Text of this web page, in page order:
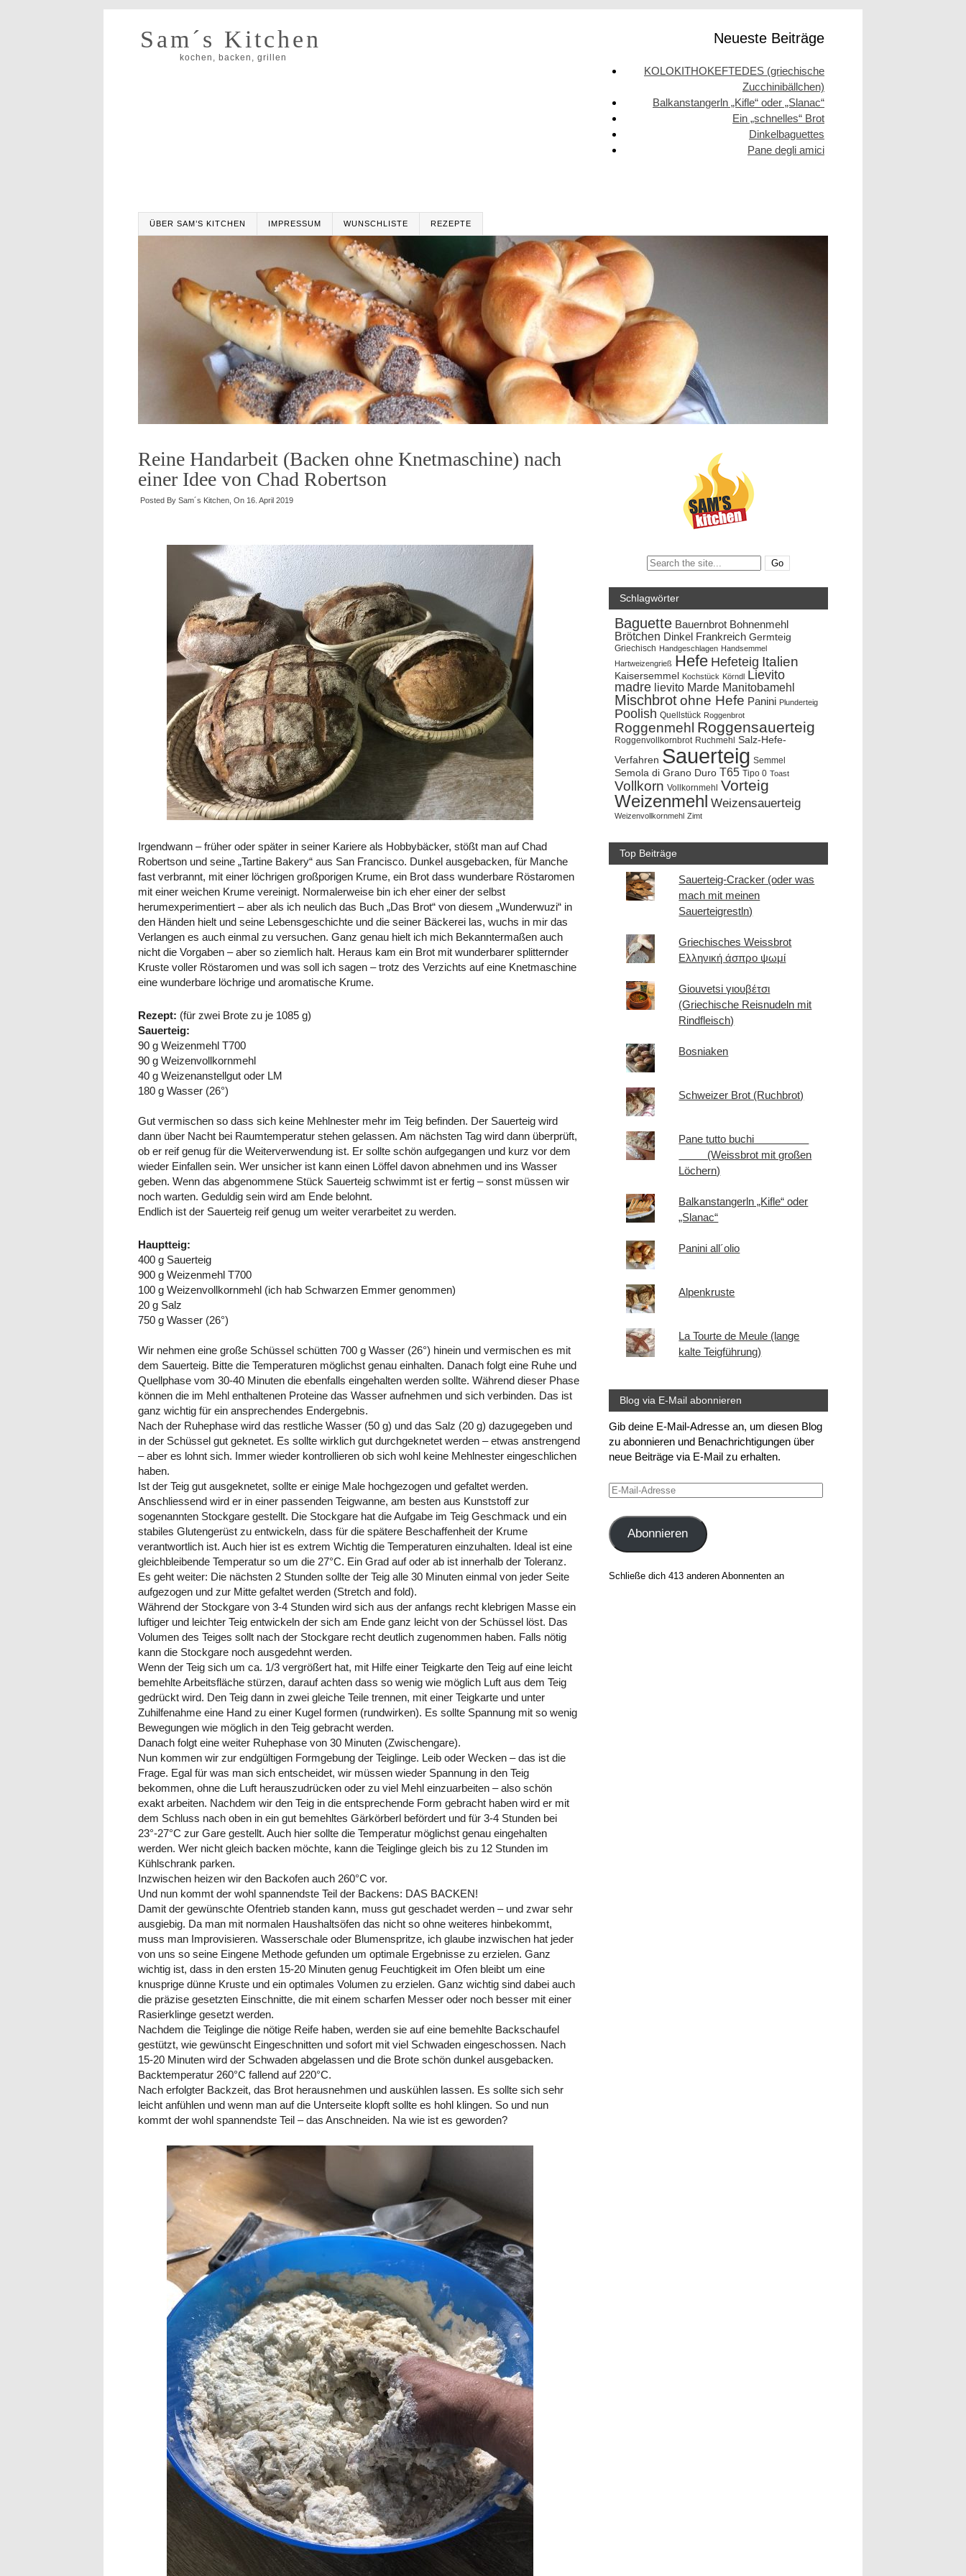
Sam´s Kitchen
kochen, backen, grillen
Neueste Beiträge
KOLOKITHOKEFTEDES (griechische
Zucchinibällchen)
Balkanstangerln „Kifle“ oder „Slanac“
Ein „schnelles“ Brot
Dinkelbaguettes
Pane degli amici
ÜBER SAM’S KITCHEN IMPRESSUM WUNSCHLISTE REZEPTE
Reine Handarbeit (Backen ohne Knetmaschine) nach
einer Idee von Chad Robertson
Posted By Sam´s Kitchen , On 16. April 2019
Irgendwann – früher oder später in seiner Kariere als Hobbybäcker, stößt man auf Chad
Robertson und seine „Tartine Bakery“ aus San Francisco. Dunkel ausgebacken, für Manche
fast verbrannt, mit einer löchrigen großporigen Krume, ein Brot dass wunderbare Röstaromen
mit einer weichen Krume vereinigt. Normalerweise bin ich eher einer der selbst
herumexperimentiert – aber als ich neulich das Buch „Das Brot“ von diesem „Wunderwuzi“ in
den Händen hielt und seine Lebensgeschichte und die seiner Bäckerei las, wuchs in mir das
Verlangen es auch einmal zu versuchen. Ganz genau hielt ich mich Bekanntermaßen auch
nicht die Vorgaben – aber so ziemlich halt. Heraus kam ein Brot mit wunderbarer splitternder
Kruste voller Röstaromen und was soll ich sagen – trotz des Verzichts auf eine Knetmaschine
eine wunderbare löchrige und aromatische Krume.
Rezept: (für zwei Brote zu je 1085 g)
Sauerteig:
90 g Weizenmehl T700
90 g Weizenvollkornmehl
40 g Weizenanstellgut oder LM
180 g Wasser (26°)
Gut vermischen so dass sich keine Mehlnester mehr im Teig befinden. Der Sauerteig wird
dann über Nacht bei Raumtemperatur stehen gelassen. Am nächsten Tag wird dann überprüft,
ob er reif genug für die Weiterverwendung ist. Er sollte schön aufgegangen und kurz vor dem
wieder Einfallen sein. Wer unsicher ist kann einen Löffel davon abnehmen und ins Wasser
geben. Wenn das abgenommene Stück Sauerteig schwimmt ist er fertig – sonst müssen wir
noch warten. Geduldig sein wird am Ende belohnt.
Endlich ist der Sauerteig reif genug um weiter verarbeitet zu werden.
Hauptteig:
400 g Sauerteig
900 g Weizenmehl T700
100 g Weizenvollkornmehl (ich hab Schwarzen Emmer genommen)
20 g Salz
750 g Wasser (26°)
Wir nehmen eine große Schüssel schütten 700 g Wasser (26°) hinein und vermischen es mit
dem Sauerteig. Bitte die Temperaturen möglichst genau einhalten. Danach folgt eine Ruhe und
Quellphase vom 30-40 Minuten die ebenfalls eingehalten werden sollte. Während dieser Phase
können die im Mehl enthaltenen Proteine das Wasser aufnehmen und sich verbinden. Das ist
ganz wichtig für ein ansprechendes Endergebnis.
Nach der Ruhephase wird das restliche Wasser (50 g) und das Salz (20 g) dazugegeben und
in der Schüssel gut geknetet. Es sollte wirklich gut durchgeknetet werden – etwas anstrengend
– aber es lohnt sich. Immer wieder kontrollieren ob sich wohl keine Mehlnester eingeschlichen
haben.
Ist der Teig gut ausgeknetet, sollte er einige Male hochgezogen und gefaltet werden.
Anschliessend wird er in einer passenden Teigwanne, am besten aus Kunststoff zur
sogenannten Stockgare gestellt. Die Stockgare hat die Aufgabe im Teig Geschmack und ein
stabiles Glutengerüst zu entwickeln, dass für die spätere Beschaffenheit der Krume
verantwortlich ist. Auch hier ist es extrem Wichtig die Temperaturen einzuhalten. Ideal ist eine
gleichbleibende Temperatur so um die 27°C. Ein Grad auf oder ab ist innerhalb der Toleranz.
Es geht weiter: Die nächsten 2 Stunden sollte der Teig alle 30 Minuten einmal von jeder Seite
aufgezogen und zur Mitte gefaltet werden (Stretch and fold).
Während der Stockgare von 3-4 Stunden wird sich aus der anfangs recht klebrigen Masse ein
luftiger und leichter Teig entwickeln der sich am Ende ganz leicht von der Schüssel löst. Das
Volumen des Teiges sollt nach der Stockgare recht deutlich zugenommen haben. Falls nötig
kann die Stockgare noch ausgedehnt werden.
Wenn der Teig sich um ca. 1/3 vergrößert hat, mit Hilfe einer Teigkarte den Teig auf eine leicht
bemehlte Arbeitsfläche stürzen, darauf achten dass so wenig wie möglich Luft aus dem Teig
gedrückt wird. Den Teig dann in zwei gleiche Teile trennen, mit einer Teigkarte und unter
Zuhilfenahme eine Hand zu einer Kugel formen (rundwirken). Es sollte Spannung mit so wenig
Bewegungen wie möglich in den Teig gebracht werden.
Danach folgt eine weiter Ruhephase von 30 Minuten (Zwischengare).
Nun kommen wir zur endgültigen Formgebung der Teiglinge. Leib oder Wecken – das ist die
Frage. Egal für was man sich entscheidet, wir müssen wieder Spannung in den Teig
bekommen, ohne die Luft herauszudrücken oder zu viel Mehl einzuarbeiten – also schön
exakt arbeiten. Nachdem wir den Teig in die entsprechende Form gebracht haben wird er mit
dem Schluss nach oben in ein gut bemehltes Gärkörberl befördert und für 3-4 Stunden bei
23°-27°C zur Gare gestellt. Auch hier sollte die Temperatur möglichst genau eingehalten
werden. Wer nicht gleich backen möchte, kann die Teiglinge gleich bis zu 12 Stunden im
Kühlschrank parken.
Inzwischen heizen wir den Backofen auch 260°C vor.
Und nun kommt der wohl spannendste Teil der Backens: DAS BACKEN!
Damit der gewünschte Ofentrieb standen kann, muss gut geschadet werden – und zwar sehr
ausgiebig. Da man mit normalen Haushaltsöfen das nicht so ohne weiteres hinbekommt,
muss man Improvisieren. Wasserschale oder Blumenspritze, ich glaube inzwischen hat jeder
von uns so seine Eingene Methode gefunden um optimale Ergebnisse zu erzielen. Ganz
wichtig ist, dass in den ersten 15-20 Minuten genug Feuchtigkeit im Ofen bleibt um eine
knusprige dünne Kruste und ein optimales Volumen zu erzielen. Ganz wichtig sind dabei auch
die präzise gesetzten Einschnitte, die mit einem scharfen Messer oder noch besser mit einer
Rasierklinge gesetzt werden.
Nachdem die Teiglinge die nötige Reife haben, werden sie auf eine bemehlte Backschaufel
gestützt, wie gewünscht Eingeschnitten und sofort mit viel Schwaden eingeschossen. Nach
15-20 Minuten wird der Schwaden abgelassen und die Brote schön dunkel ausgebacken.
Backtemperatur 260°C fallend auf 220°C.
Nach erfolgter Backzeit, das Brot herausnehmen und auskühlen lassen. Es sollte sich sehr
leicht anfühlen und wenn man auf die Unterseite klopft sollte es hohl klingen. So und nun
kommt der wohl spannendste Teil – das Anschneiden. Na wie ist es geworden?
Search:
Schlagwörter
Baguette Bauernbrot Bohnenmehl
Brötchen Dinkel Frankreich Germteig
Griechisch Handgeschlagen Handsemmel
Hartweizengrieß Hefe Hefeteig Italien
Kaisersemmel Kochstück Körndl Lievito
madre lievito Marde Manitobamehl
Mischbrotohne Hefe Panini Plunderteig
Poolish Quellstück Roggenbrot
Roggenmehl Roggensauerteig
Roggenvollkornbrot Ruchmehl Salz-Hefe-
Verfahren Sauerteig Semmel
Semola di Grano Duro T65 Tipo 0 Toast
Vollkorn Vollkornmehl Vorteig
Weizenmehl Weizensauerteig
Weizenvollkornmehl Zimt
Top Beiträge
Sauerteig-Cracker (oder was
mach mit meinen
Sauerteigrestln)
Griechisches Weissbrot
Ελληνική άσπρο ψωμί
Giouvetsi γιουβέτσι
(Griechische Reisnudeln mit
Rindfleisch)
Bosniaken
Schweizer Brot (Ruchbrot)
Pane tutto buchi
(Weissbrot mit großen
Löchern)
Balkanstangerln „Kifle“ oder
„Slanac“
Panini all´olio
Alpenkruste
La Tourte de Meule (lange
kalte Teigführung)
Blog via E-Mail abonnieren
Gib deine E-Mail-Adresse an, um diesen Blog
zu abonnieren und Benachrichtigungen über
neue Beiträge via E-Mail zu erhalten.
E-
Adresse
Abonnieren
Schließe dich 413 anderen Abonnenten an